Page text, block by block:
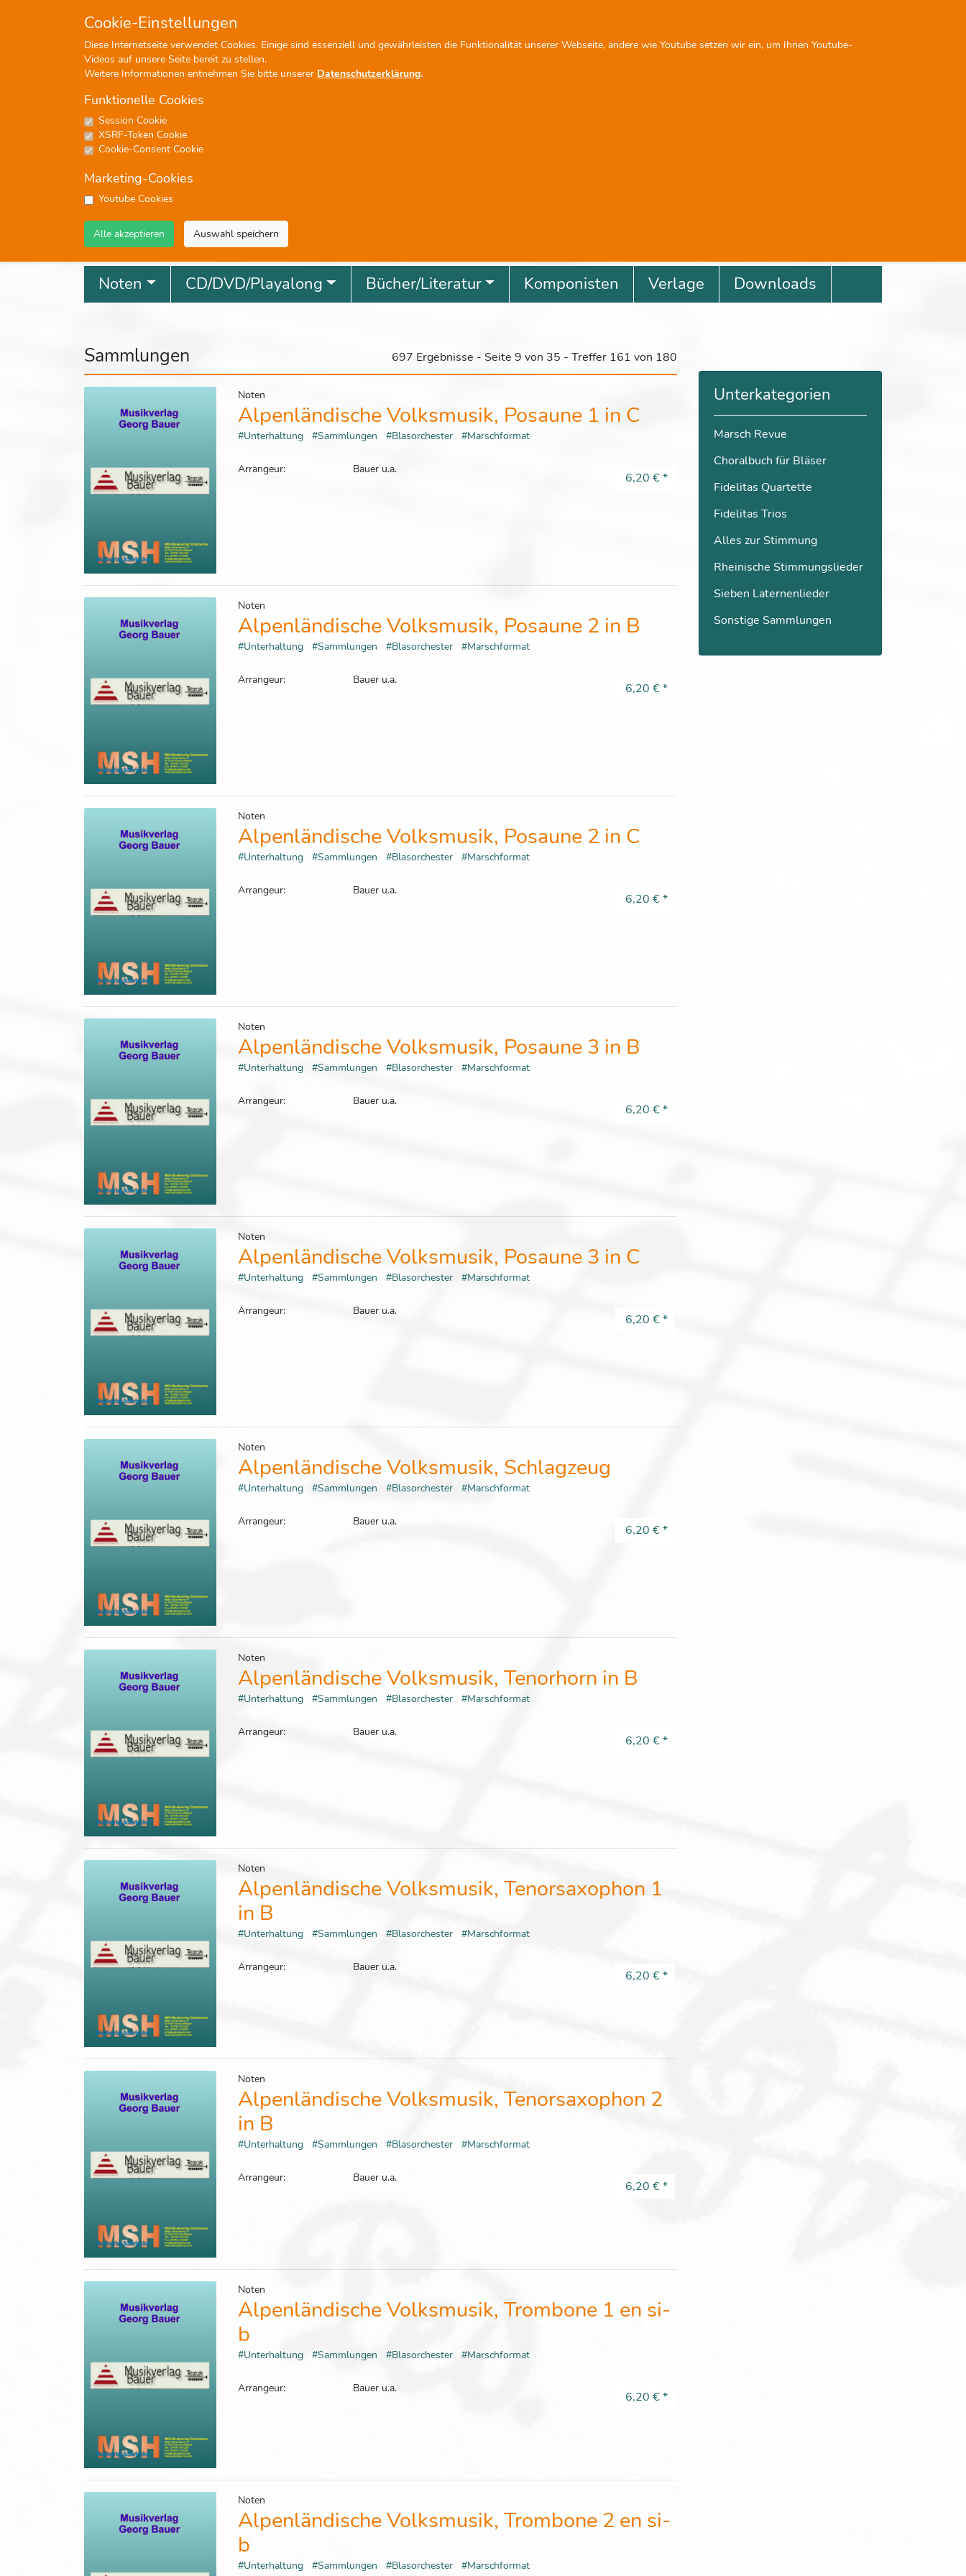
Cookie-Einstellungen
Diese Internetseite verwendet Cookies. Einige sind essenziell und gewährleisten die Funktionalität unserer Webseite, andere wie Youtube setzen wir ein, um Ihnen Youtube-
Videos auf unsere Seite bereit zu stellen.
Weitere Informationen entnehmen Sie bitte unserer Datenschutzerklärung.
Funktionelle Cookies
Session Cookie
XSRF-Token Cookie
Cookie-Consent Cookie
Marketing-Cookies
Youtube Cookies
Alle akzeptieren Auswahl speichern
+49 (0)7476-913330
Profisuche
Noten CD/DVD/Playalong Bücher/Literatur Komponisten Verlage Downloads
Sammlungen 697 Ergebnisse - Seite 9 von 35 - Treffer 161 von 180
Noten
Alpenländische Volksmusik, Posaune 1 in C
#Unterhaltung #Sammlungen #Blasorchester #Marschformat
Arrangeur: Bauer u.a.
6,20 €*
Noten
Alpenländische Volksmusik, Posaune 2 in B
#Unterhaltung #Sammlungen #Blasorchester #Marschformat
Arrangeur: Bauer u.a.
6,20 €*
Noten
Alpenländische Volksmusik, Posaune 2 in C
#Unterhaltung #Sammlungen #Blasorchester #Marschformat
Arrangeur: Bauer u.a.
6,20 €*
Noten
Alpenländische Volksmusik, Posaune 3 in B
#Unterhaltung #Sammlungen #Blasorchester #Marschformat
Arrangeur: Bauer u.a.
6,20 €*
Noten
Alpenländische Volksmusik, Posaune 3 in C
#Unterhaltung #Sammlungen #Blasorchester #Marschformat
Arrangeur: Bauer u.a.
6,20 €*
Noten
Alpenländische Volksmusik, Schlagzeug
#Unterhaltung #Sammlungen #Blasorchester #Marschformat
Arrangeur: Bauer u.a.
6,20 €*
Noten
Alpenländische Volksmusik, Tenorhorn in B
#Unterhaltung #Sammlungen #Blasorchester #Marschformat
Arrangeur: Bauer u.a.
6,20 €*
Noten
Alpenländische Volksmusik, Tenorsaxophon 1
in B
#Unterhaltung #Sammlungen #Blasorchester #Marschformat
Arrangeur: Bauer u.a.
6,20 €*
Noten
Alpenländische Volksmusik, Tenorsaxophon 2
in B
#Unterhaltung #Sammlungen #Blasorchester #Marschformat
Arrangeur: Bauer u.a.
6,20 €*
Noten
Alpenländische Volksmusik, Trombone 1 en si-
b
#Unterhaltung #Sammlungen #Blasorchester #Marschformat
Arrangeur: Bauer u.a.
6,20 €*
Noten
Alpenländische Volksmusik, Trombone 2 en si-
b
#Unterhaltung #Sammlungen #Blasorchester #Marschformat
Unterkategorien
Marsch Revue
Choralbuch für Bläser
Fidelitas Quartette
Fidelitas Trios
Alles zur Stimmung
Rheinische Stimmungslieder
Sieben Laternenlieder
Sonstige Sammlungen